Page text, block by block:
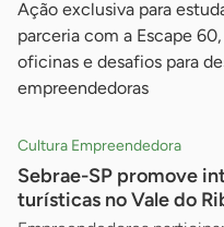
Ação exclusiva para
parceria com a Escape
oficinas e desafios para
empreendedoras
Cultura Empreendedora
Sebrae-SP promove
turísticas no Vale do